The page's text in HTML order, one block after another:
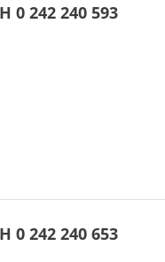
0 242 240 593
0 242 240 653